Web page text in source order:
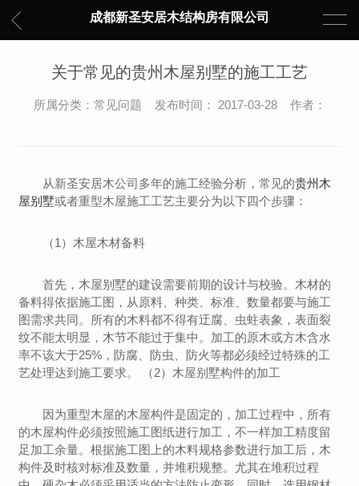
成都新圣安居木结构房有限公司
关于常见的贵州木屋别墅的施工工艺
所属分类：常见问题 发布时间： 2017-03-28 作者：
从新圣安居木公司多年的施工经验分析，常见的贵州木
屋别墅或者重型木屋施工工艺主要分为以下四个步骤：
（1）木屋木材备料
首先，木屋别墅的建设需要前期的设计与校验。木材的
备料得依据施工图，从原料、种类、标准、数量都要与施工
图需求共同。所有的木料都不得有迂腐、虫蛀表象，表面裂
纹不能太明显，木节不能过于集中。加工的原木或方木含水
率不该大于25%，防腐、防虫、防火等都必须经过特殊的工
艺处理达到施工要求。 （2）木屋别墅构件的加工
因为重型木屋的木屋构件是固定的，加工过程中，所有
的木屋构件必须按照施工图纸进行加工，不一样加工精度留
足加工余量。根据施工图上的木料规格参数进行加工后，木
构件及时核对标准及数量，并堆积规整。尤其在堆积过程